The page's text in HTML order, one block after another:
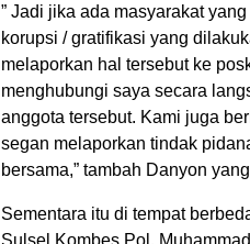
” Jadi jika ada masyarakat
korupsi / gratifikasi yang
melaporkan hal tersebut ke
menghubungi saya secara
anggota tersebut. Kami juga
segan melaporkan tindak
bersama,” tambah Danyon
Sementara itu di tempat